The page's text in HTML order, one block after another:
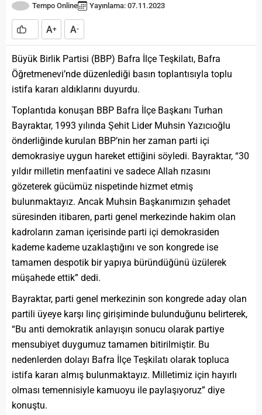
Tempo Online Yayınlama: 07.11.2023
A+ A-
Büyük Birlik Partisi (BBP) Bafra İlçe Teşkilatı, Bafra
Öğretmenevi’nde düzenlediği basın toplantısıyla toplu
istifa kararı aldıklarını duyurdu.
Toplantıda konuşan BBP Bafra İlçe Başkanı Turhan
Bayraktar, 1993 yılında Şehit Lider Muhsin Yazıcıoğlu
önderliğinde kurulan BBP’nin her zaman parti içi
demokrasiye uygun hareket ettiğini söyledi. Bayraktar, “30
yıldır milletin menfaatini ve sadece Allah rızasını
gözeterek gücümüz nispetinde hizmet etmiş
bulunmaktayız. Ancak Muhsin Başkanımızın şehadet
süresinden itibaren, parti genel merkezinde hakim olan
kadroların zaman içerisinde parti içi demokrasiden
kademe kademe uzaklaştığını ve son kongrede ise
tamamen despotik bir yapıya büründüğünü üzülerek
müşahede ettik” dedi.
Bayraktar, parti genel merkezinin son kongrede aday olan
partili üyeye karşı linç girişiminde bulunduğunu belirterek,
“Bu anti demokratik anlayışın sonucu olarak partiye
mensubiyet duygumuz tamamen bitirilmiştir. Bu
nedenlerden dolayı Bafra İlçe Teşkilatı olarak topluca
istifa kararı almış bulunmaktayız. Milletimiz için hayırlı
olması temennisiyle kamuoyu ile paylaşıyoruz” diye
konuştu.